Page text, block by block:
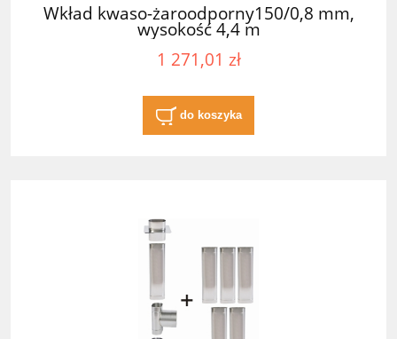
Wkład kwaso-żaroodporny150/0,8 mm,
wysokość 4,4 m
1 271,01 zł
do koszyka